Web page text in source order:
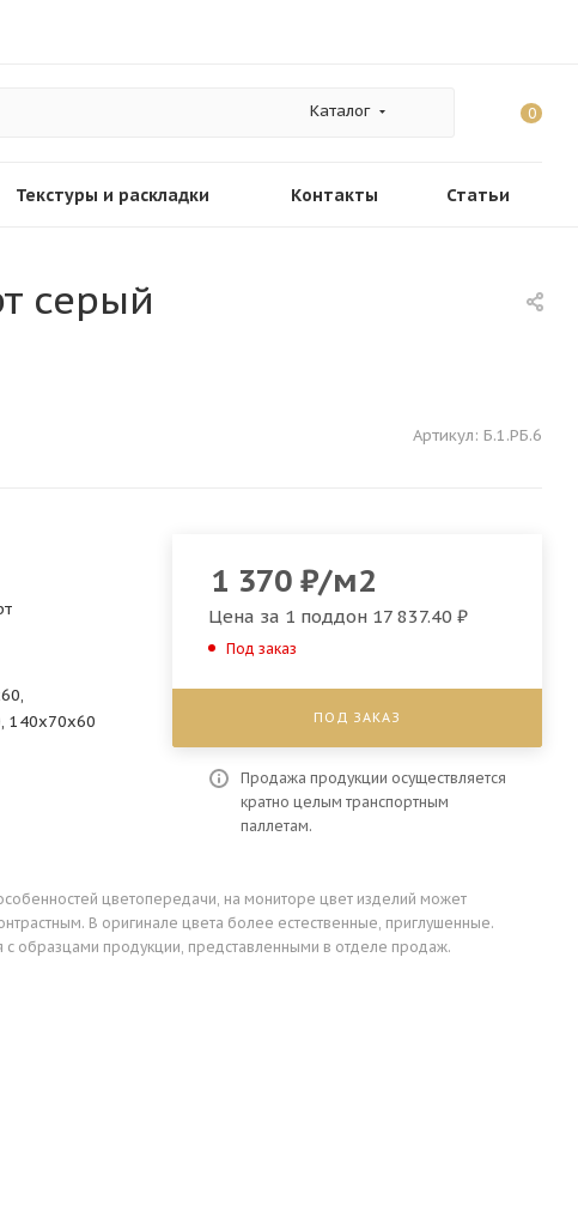
Каталог 0
Текстуры и раскладки Контакты Статьи
серый
Артикул: Б.1.РБ.6
140х70х60
1 370₽/м2
Цена за 1 поддон 17 837.40 ₽
Под заказ
ПОД ЗАКАЗ
Продажа продукции осуществляется
кратно целым транспортным
паллетам.
цветопередачи, на мониторе цвет изделий может
В оригинале цвета более естественные, приглушенные.
с образцами продукции, представленными в отделе продаж.